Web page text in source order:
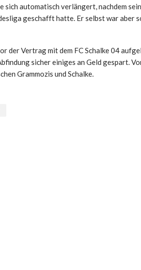
automatisch verlängert, nachdem
geschafft hatte. Er selbst war aber
der Vertrag mit dem FC Schalke 04
sicher einiges an Geld gespart.
Grammozis und Schalke.